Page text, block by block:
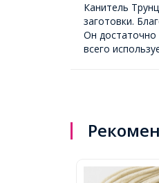
Канитель
заготовки.
Он достаточно
всего